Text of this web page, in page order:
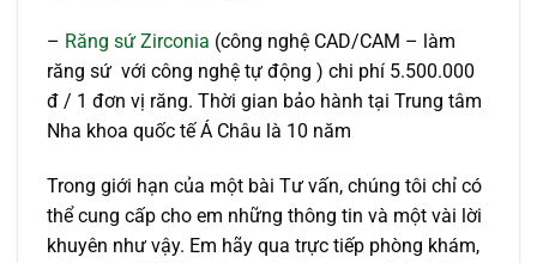
– Răng sứ Zirconia (công nghệ CAD/CAM – làm
răng sứ với công nghệ tự động ) chi phí 5.500.000
đ / 1 đơn vị răng. Thời gian bảo hành tại Trung tâm
Nha khoa quốc tế Á Châu là 10 năm
Trong giới hạn của một bài Tư vấn, chúng tôi chỉ có
thể cung cấp cho em những thông tin và một vài lời
khuyên như vậy. Em hãy qua trực tiếp phòng khám,